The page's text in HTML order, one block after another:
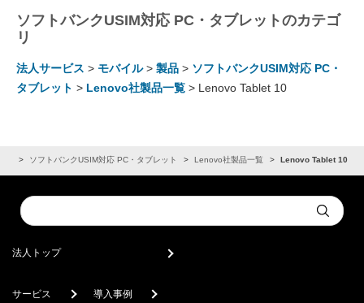
ソフトバンクUSIM対応 PC・タブレットのカテゴ
リ
法人サービス > モバイル> 製品 > ソフトバンクUSIM対応 PC・
タブレット > Lenovo社製品一覧 > Lenovo Tablet 10
ソフトバンクUSIM対応 PC・タブレット Lenovo社製品一覧 Lenovo Tablet 10
Conduct
a
Submit
法人トップ
サービス 導入事例